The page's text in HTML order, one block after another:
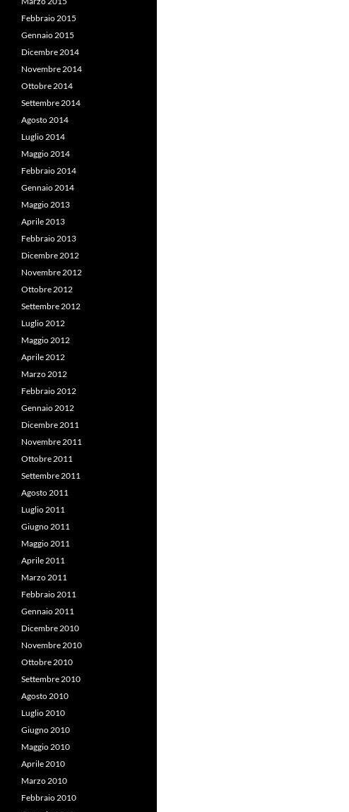
Febbraio 2015
Gennaio 2015
Dicembre 2014
Novembre 2014
Ottobre 2014
Settembre 2014
Agosto 2014
Luglio 2014
Maggio 2014
Febbraio 2014
Gennaio 2014
Maggio 2013
Aprile 2013
Febbraio 2013
Dicembre 2012
Novembre 2012
Ottobre 2012
Settembre 2012
Luglio 2012
Maggio 2012
Aprile 2012
Marzo 2012
Febbraio 2012
Gennaio 2012
Dicembre 2011
Novembre 2011
Ottobre 2011
Settembre 2011
Agosto 2011
Luglio 2011
Giugno 2011
Maggio 2011
Aprile 2011
Marzo 2011
Febbraio 2011
Gennaio 2011
Dicembre 2010
Novembre 2010
Ottobre 2010
Settembre 2010
Agosto 2010
Luglio 2010
Giugno 2010
Maggio 2010
Aprile 2010
Marzo 2010
Febbraio 2010